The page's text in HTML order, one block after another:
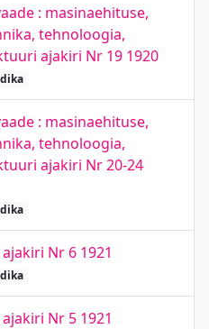
: masinaehituse,
tehnoloogia,
ajakiri Nr 19 1920
: masinaehituse,
tehnoloogia,
ajakiri Nr 20-24
Nr 6 1921
Nr 5 1921